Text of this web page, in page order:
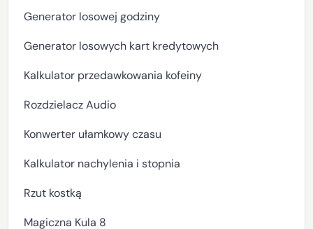
Generator losowej godziny
Generator losowych kart kredytowych
Kalkulator przedawkowania kofeiny
Rozdzielacz Audio
Konwerter ułamkowy czasu
Kalkulator nachylenia i stopnia
Rzut kostką
Magiczna Kula 8